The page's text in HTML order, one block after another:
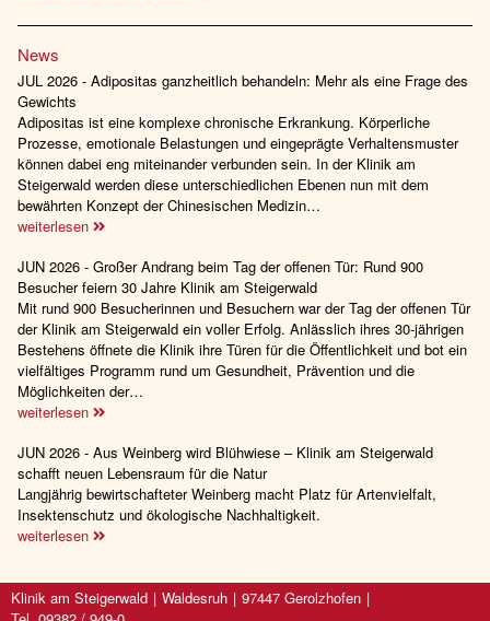
News
JUL 2026 - Adipositas ganzheitlich behandeln: Mehr als eine Frage des
Gewichts
Adipositas ist eine komplexe chronische Erkrankung. Körperliche
Prozesse, emotionale Belastungen und eingeprägte Verhaltensmuster
können dabei eng miteinander verbunden sein. In der Klinik am
Steigerwald werden diese unterschiedlichen Ebenen nun mit dem
bewährten Konzept der Chinesischen Medizin…
weiterlesen
JUN 2026 - Großer Andrang beim Tag der offenen Tür: Rund 900
Besucher feiern 30 Jahre Klinik am Steigerwald
Mit rund 900 Besucherinnen und Besuchern war der Tag der offenen Tür
der Klinik am Steigerwald ein voller Erfolg. Anlässlich ihres 30-jährigen
Bestehens öffnete die Klinik ihre Türen für die Öffentlichkeit und bot ein
vielfältiges Programm rund um Gesundheit, Prävention und die
Möglichkeiten der…
weiterlesen
JUN 2026 - Aus Weinberg wird Blühwiese – Klinik am Steigerwald
schafft neuen Lebensraum für die Natur
Langjährig bewirtschafteter Weinberg macht Platz für Artenvielfalt,
Insektenschutz und ökologische Nachhaltigkeit.
weiterlesen
Klinik am Steigerwald Waldesruh
97447 Gerolzhofen